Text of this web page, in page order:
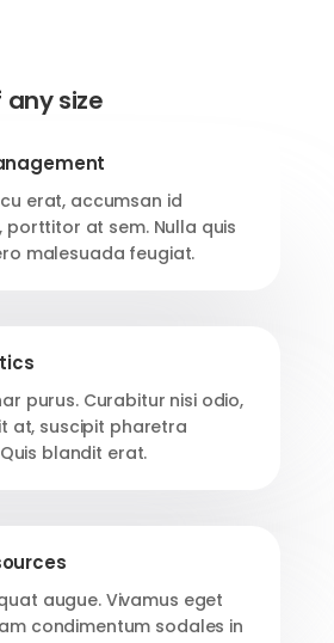
size
erat, accumsan id
porttitor at sem. Nulla quis
malesuada feugiat.
purus. Curabitur nisi odio,
at, suscipit pharetra
blandit erat.
augue. Vivamus eget
condimentum sodales in